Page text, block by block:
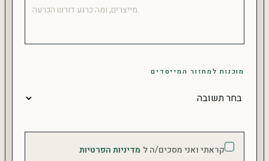
מוכנות למחזור המייסדים
קראתי ואני מסכים/ה ל מדיניות הפרטיות